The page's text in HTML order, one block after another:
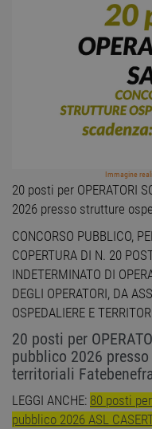
Immagine
20 posti per OPERATORI
2026 presso strutture
CONCORSO PUBBLICO,
COPERTURA DI N. 20
INDETERMINATO DI
DEGLI OPERATORI, DA
OSPEDALIERE E
20 posti per
pubblico 2026
territoriali
LEGGI ANCHE: 80 posti per
pubblico 2026 ASL